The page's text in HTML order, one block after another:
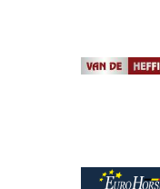
Afbeelding
Afbeelding